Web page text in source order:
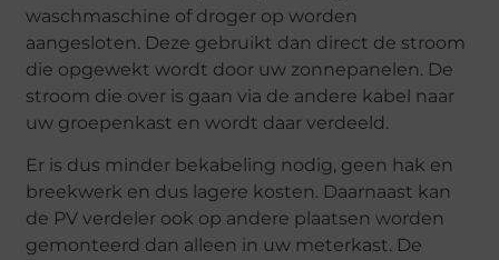
waschmaschine of droger op worden
aangesloten. Deze gebruikt dan direct de stroom
die opgewekt wordt door uw zonnepanelen. De
stroom die over is gaan via de andere kabel naar
uw groepenkast en wordt daar verdeeld.
Er is dus minder bekabeling nodig, geen hak en
breekwerk en dus lagere kosten. Daarnaast kan
de PV verdeler ook op andere plaatsen worden
gemonteerd dan alleen in uw meterkast. De